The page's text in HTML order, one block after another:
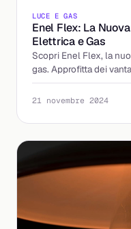
LUCE E GAS
Enel Flex: La
Elettrica e Gas
Scopri Enel Flex, la
gas. Approfitta dei
verde.
21 novembre 2024